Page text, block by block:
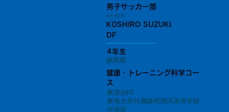
男子サッカー部
鈴木 孝志郎
KOSHIRO SUZUKI
DF
4年生
健康・トレーニング科学コー
ス
静岡県
東源台FC
東海大学付属静岡翔洋高等学校